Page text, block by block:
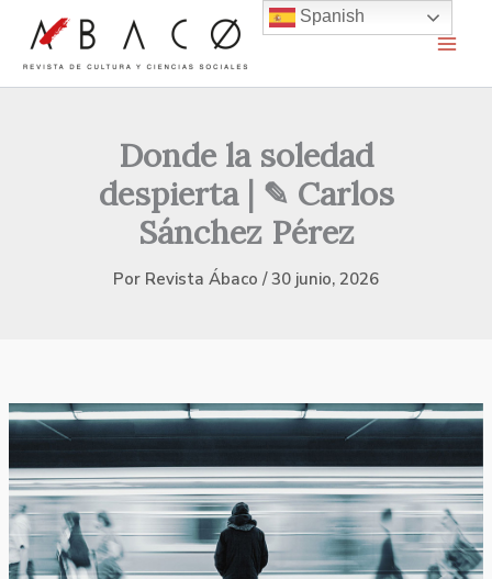
contenido
Donde la soledad
despierta | ✎ Carlos
Sánchez Pérez
Por Revista Ábaco /30 junio, 2026
Spanish